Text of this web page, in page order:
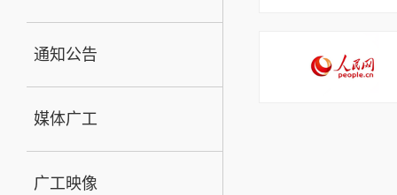
通知公告
媒体广工
广工映像